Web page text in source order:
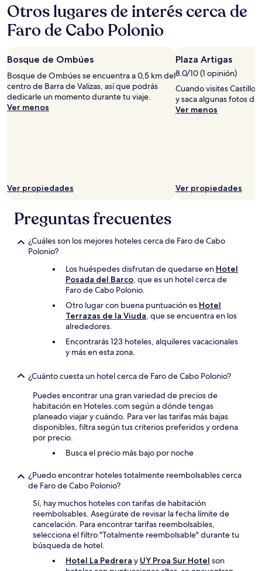
horas,
con
base
en
estancia
1
noche
para
2
están
cambios.
Aplican
términos
adicionales.
Otros lugares de interés cerca de
Faro de Cabo Polonio
Bosque de Ombúes
Bosque de Ombúes se encuentra a 0,5 km del
centro de Barra de Valizas, así que podrás
dedicarle un momento durante tu viaje.
Ver menos
Ver propiedades
Plaza Artigas
8.0/10 (1 opinión)
Cuando visites
y saca algunas fotos
Ver menos
Ver propiedades
Preguntas frecuentes
¿Cuáles son los mejores hoteles cerca de Faro de Cabo
Polonio?
Los huéspedes disfrutan de quedarse en Hotel
Posada del Barco, que es un hotel cerca de
Faro de Cabo Polonio.
Otro lugar con buena puntuación es Hotel
Terrazas de la Viuda, que se encuentra en los
alrededores.
Encontrarás 123 hoteles, alquileres vacacionales
y más en esta zona.
¿Cuánto cuesta un hotel cerca de Faro de Cabo Polonio?
Puedes encontrar una gran variedad de precios de
habitación en Hoteles.com según a dónde tengas
planeado viajar y cuándo. Para ver las tarifas más bajas
disponibles, filtra según tus criterios preferidos y ordena
por precio.
Busca el precio más bajo por noche
¿Puedo encontrar hoteles totalmente reembolsables cerca
de Faro de Cabo Polonio?
Sí, hay muchos hoteles con tarifas de habitación
reembolsables. Asegúrate de revisar la fecha límite de
cancelación. Para encontrar tarifas reembolsables,
selecciona el filtro "Totalmente reembolsable" durante tu
búsqueda de hotel.
Hotel La Pedrera y UY Proa Sur Hotel son